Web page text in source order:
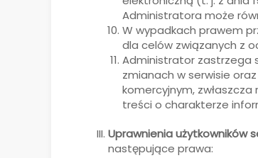
Administratora może
W wypadkach prawem
dla celów związanych z
Administrator zastrzega
zmianach w serwisie
komercyjnym,
treści o charakterze
Uprawnienia użytkowników
następujące prawa: